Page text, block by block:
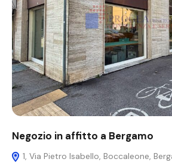
Negozio in affitto a Bergamo
1, Via Pietro Isabello, Boccaleone,